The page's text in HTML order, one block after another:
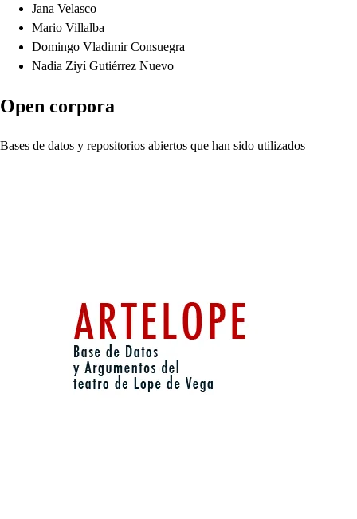
Jana Velasco
Mario Villalba
Domingo Vladimir Consuegra
Nadia Ziyí Gutiérrez Nuevo
Open corpora
Bases de datos y repositorios abiertos que han sido utilizados